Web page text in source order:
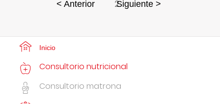
< Anterior 2Siguiente >
Inicio
Consultorio nutricional
Consultorio matrona